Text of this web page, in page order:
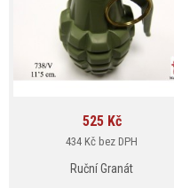
Cena
525 Kč
434 Kč bez DPH
Ruční Granát